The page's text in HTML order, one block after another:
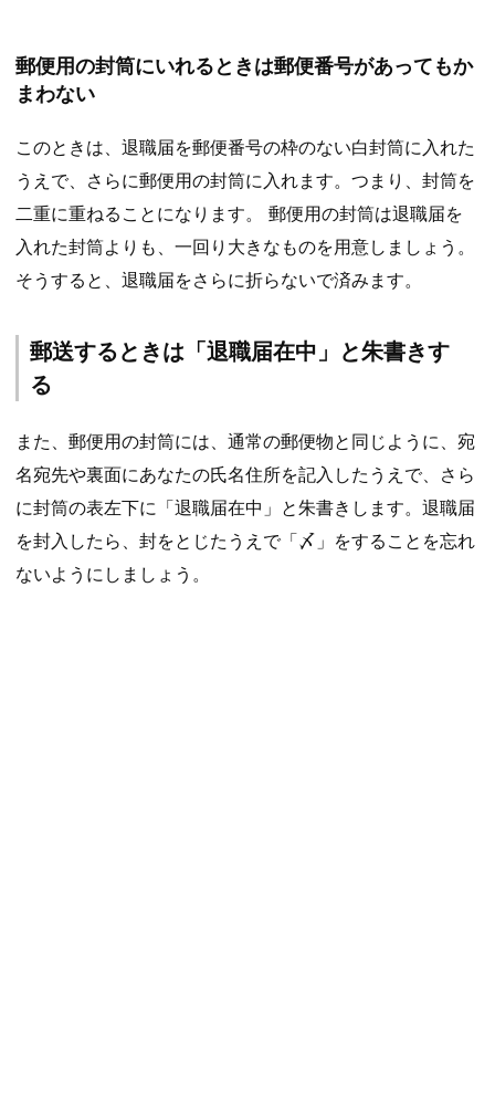
郵便用の封筒にいれるときは郵便番号があってもか
まわない
このときは、退職届を郵便番号の枠のない白封筒に入れた
うえで、さらに郵便用の封筒に入れます。つまり、封筒を
二重に重ねることになります。 郵便用の封筒は退職届を
入れた封筒よりも、一回り大きなものを用意しましょう。
そうすると、退職届をさらに折らないで済みます。
郵送するときは「退職届在中」と朱書きす
る
また、郵便用の封筒には、通常の郵便物と同じように、宛
名宛先や裏面にあなたの氏名住所を記入したうえで、さら
に封筒の表左下に「退職届在中」と朱書きします。退職届
を封入したら、封をとじたうえで「〆」をすることを忘れ
ないようにしましょう。